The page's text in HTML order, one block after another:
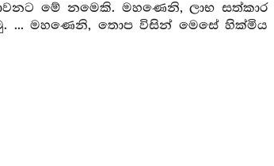
මේ නමෙකි. මහණෙනි, ලාභ සත්කාර
... මහණෙනි, තොප විසින් මෙසේ හික්මිය